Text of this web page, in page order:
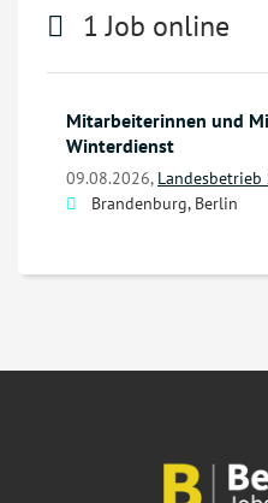
1 Job online
Mitarbeiterinnen und
Winterdienst
09.08.2026, Landesbetrieb
Brandenburg, Berlin